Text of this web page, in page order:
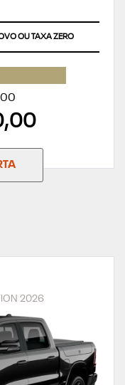
OU TAXA ZERO
2026